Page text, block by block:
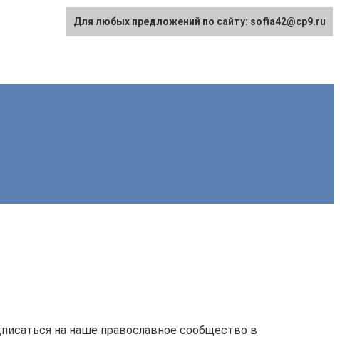
на наше православное сообщество в
Для любых предложений по сайту: sofia42@cp9.ru